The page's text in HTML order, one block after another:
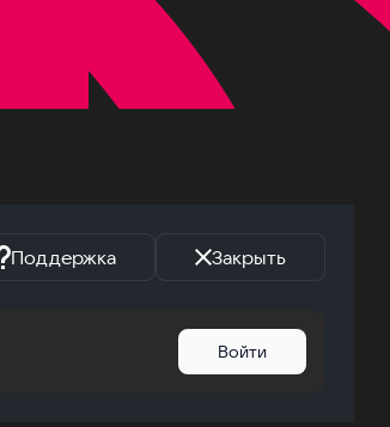
Поддержка Закрыть
Войти